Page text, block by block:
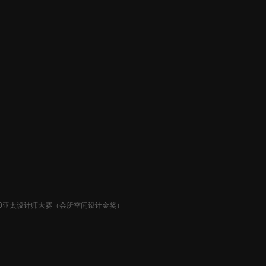
太设计师大赛（会所空间设计金奖）